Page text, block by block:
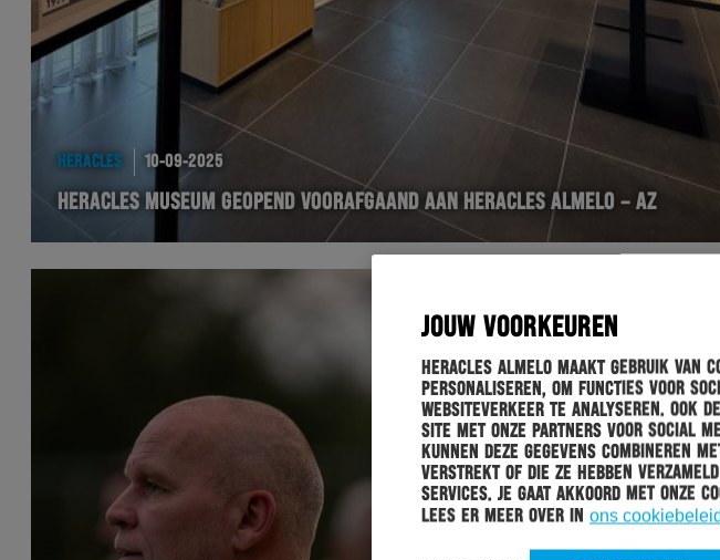
JOUW VOORKEUREN
Heracles Almelo maakt gebruik van
personaliseren, om functies voor
websiteverkeer te analyseren. Ook
site met onze partners voor social
kunnen deze gegevens combineren
verstrekt of die ze hebben
services. Je gaat akkoord met onze
Lees er meer over in ons cookiebeleid
HERACLES 10-09-2025
HERACLES MUSEUM GEOPEND VOORAFGAAND AAN HERACLES ALMELO – AZ